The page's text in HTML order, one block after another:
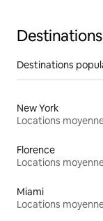
Destinations
New York
Florence
Miami